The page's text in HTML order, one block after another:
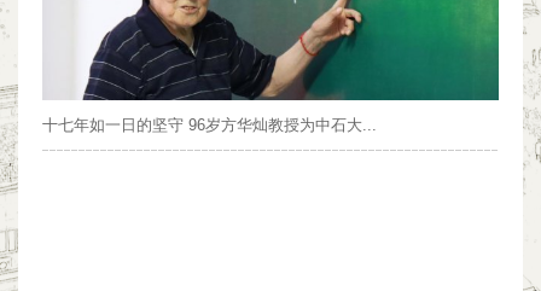
十七年如一日的坚守 96岁方华灿教授为中石大...